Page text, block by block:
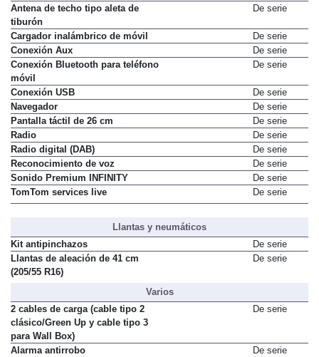
Antena de techo tipo aleta de
tiburón
De serie
Cargador inalámbrico de móvil
De serie
Conexión Aux
De serie
Conexión Bluetooth para teléfono
móvil
De serie
Conexión USB
De serie
Navegador
De serie
Pantalla táctil de 26 cm
De serie
Radio
De serie
Radio digital (DAB)
De serie
Reconocimiento de voz
De serie
Sonido Premium INFINITY
De serie
TomTom services live
De serie
Llantas y neumáticos
Kit antipinchazos
De serie
Llantas de aleación de 41 cm
(205/55 R16)
De serie
Varios
2 cables de carga (cable tipo 2
clásico/Green Up y cable tipo 3
para Wall Box)
De serie
Alarma antirrobo
De serie